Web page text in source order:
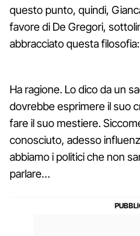
questo punto, quindi,
favore di De Gregori,
abbracciato questa filosofia:
Ha ragione. Lo dico da un
dovrebbe esprimere il suo
fare il suo mestiere.
conosciuto, adesso
abbiamo i politici che non
parlare…